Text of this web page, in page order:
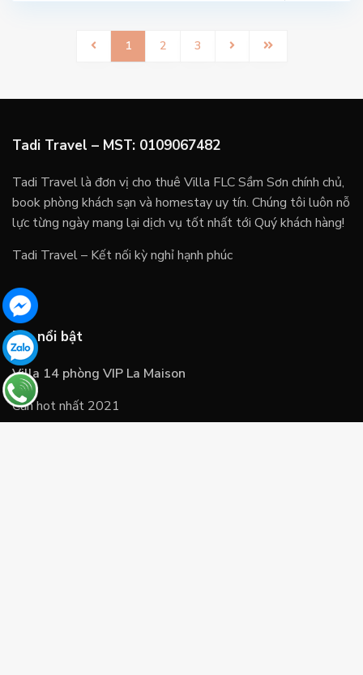
1 2 3
Tadi Travel – MST: 0109067482
Tadi Travel là đơn vị cho thuê Villa FLC Sầm Sơn chính chủ,
book phòng khách sạn và homestay uy tín. Chúng tôi luôn nỗ
lực từng ngày mang lại dịch vụ tốt nhất tới Quý khách hàng!
Tadi Travel – Kết nối kỳ nghỉ hạnh phúc
Tin nổi bật
Villa 14 phòng VIP La Maison
Căn hot nhất 2021